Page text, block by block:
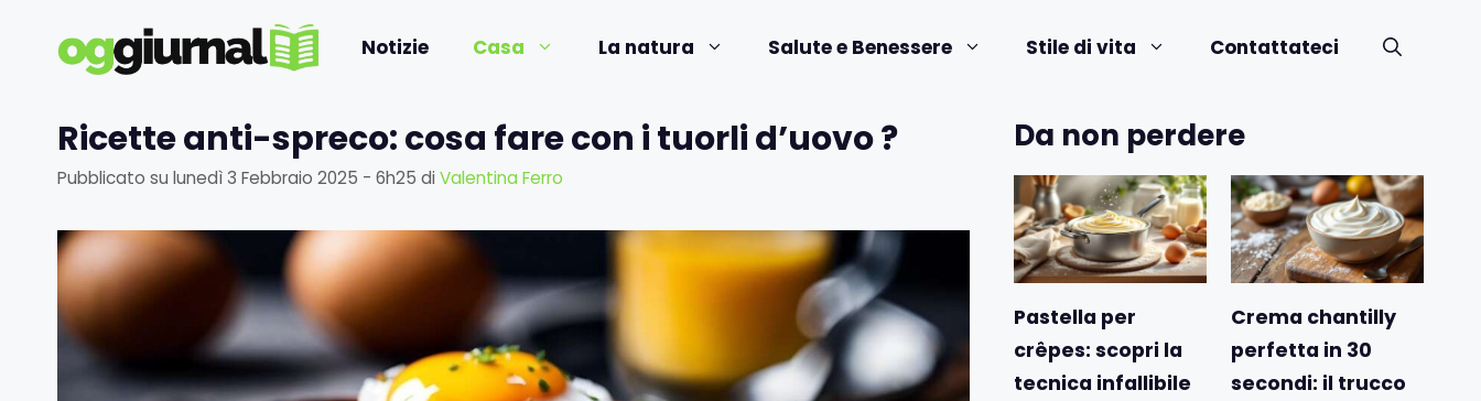
contenuto
Notizie Casa La natura Salute e Benessere Stile di vita Contattateci
Ricette anti-spreco: cosa fare con i tuorli d’uovo ?
Pubblicato su lunedì 3 Febbraio 2025 - 6h25 di Valentina Ferro
Da non perdere
Pastella per
crêpes: scopri la
tecnica infallibile
Crema chantilly
perfetta in 30
secondi: il trucco